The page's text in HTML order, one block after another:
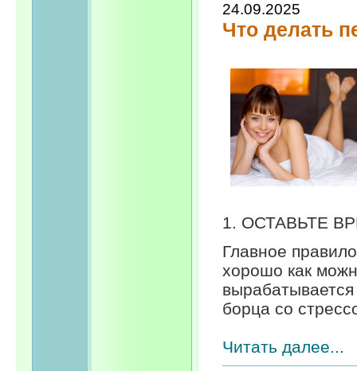
24.09.2025
Что делать
1. ОСТАВЬТЕ
Главное
хорошо как
борца со
Читать далее...